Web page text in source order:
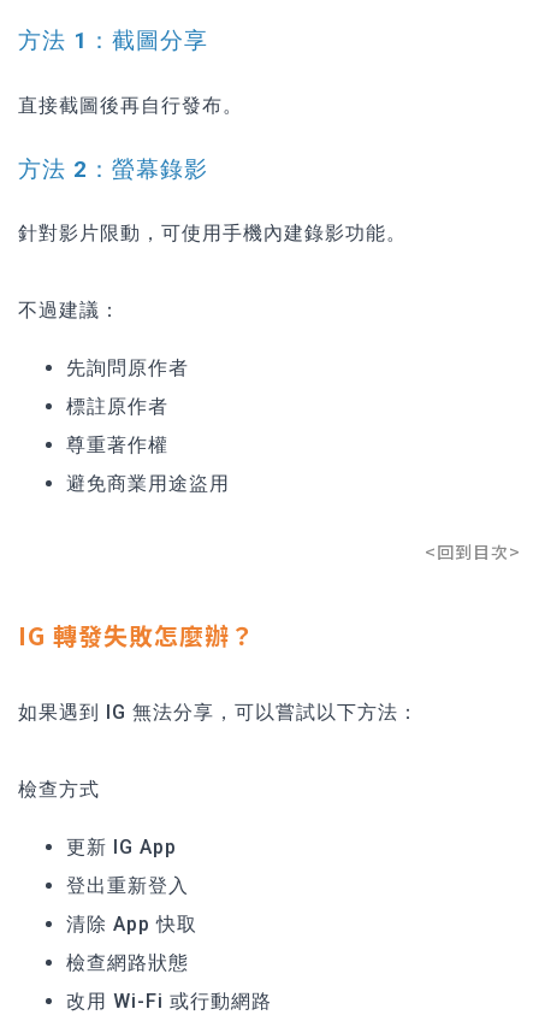
方法 1：截圖分享
直接截圖後再自行發布。
方法 2：螢幕錄影
針對影片限動，可使用手機內建錄影功能。
不過建議：
先詢問原作者
標註原作者
尊重著作權
避免商業用途盜用
<回到目次>
IG 轉發失敗怎麼辦？
如果遇到 IG 無法分享，可以嘗試以下方法：
檢查方式
更新 IG App
登出重新登入
清除 App 快取
檢查網路狀態
改用 Wi-Fi 或行動網路